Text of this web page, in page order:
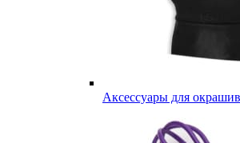
Аксессуары для